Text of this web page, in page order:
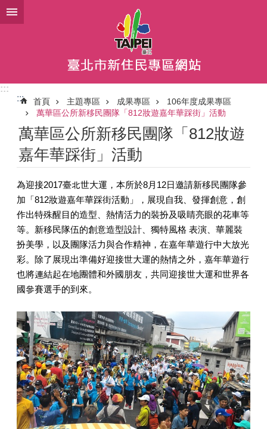
跳到主要內容區塊
:::
:::
首頁 主題專區 成果專區
106年度成果專區
萬華區公所新移民團隊「812妝遊嘉年華踩街」活動
萬華區公所新移民團隊「812妝遊
嘉年華踩街」活動
為迎接2017臺北世大運，本所於8月12日邀請新移民團隊參
加「812妝遊嘉年華踩街活動」，展現自我、發揮創意，創
作出特殊醒目的造型、熱情活力的裝扮及吸睛亮眼的花車等
等。新移民隊伍的創意造型設計、獨特風格 表演、華麗裝
扮美學，以及團隊活力與合作精神，在嘉年華遊行中大放光
彩。除了展現出準備好迎接世大運的熱情之外，嘉年華遊行
也將連結起在地團體和外國朋友，共同迎接世大運和世界各
國參賽選手的到來。